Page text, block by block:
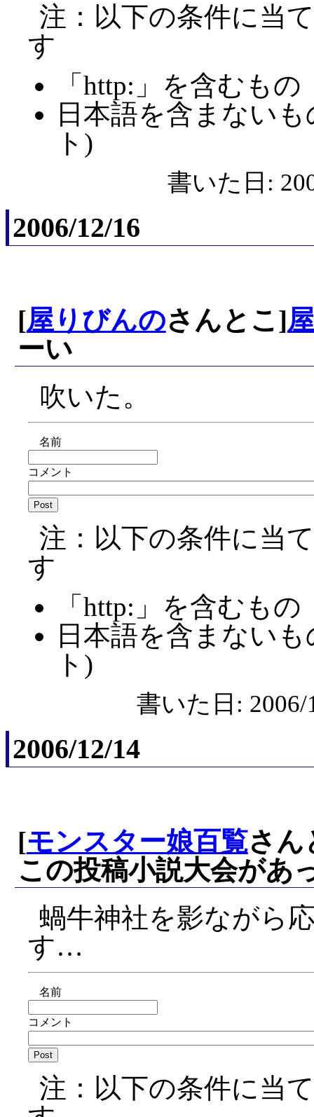
注：以下の条件に当
す
「http:」を含むもの
日本語を含まない
ト)
書いた日:
2006/12/16
[屋りびんのさんとこ]
ーい
吹いた。
名前
コメント
注：以下の条件に当
す
「http:」を含むもの
日本語を含まない
ト)
書いた日: 2006/
2006/12/14
[モンスター娘百覧さん
この投稿小説大会があ
蝸牛神社を影ながら
す…
名前
コメント
注：以下の条件に当